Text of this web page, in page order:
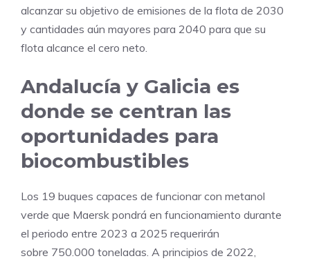
alcanzar su objetivo de emisiones de la flota de 2030
y cantidades aún mayores para 2040 para que su
flota alcance el cero neto.
Andalucía y Galicia es
donde se centran las
oportunidades para
biocombustibles
Los 19 buques capaces de funcionar con metanol
verde que Maersk pondrá en funcionamiento durante
el periodo entre 2023 a 2025 requerirán
sobre 750.000 toneladas. A principios de 2022,